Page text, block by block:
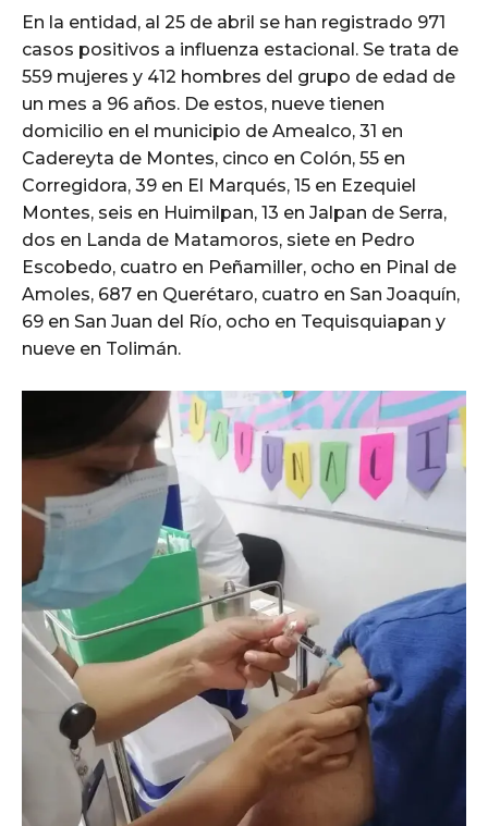
En la entidad, al 25 de abril se han registrado 971
casos positivos a influenza estacional. Se trata de
559 mujeres y 412 hombres del grupo de edad de
un mes a 96 años. De estos, nueve tienen
domicilio en el municipio de Amealco, 31 en
Cadereyta de Montes, cinco en Colón, 55 en
Corregidora, 39 en El Marqués, 15 en Ezequiel
Montes, seis en Huimilpan, 13 en Jalpan de Serra,
dos en Landa de Matamoros, siete en Pedro
Escobedo, cuatro en Peñamiller, ocho en Pinal de
Amoles, 687 en Querétaro, cuatro en San Joaquín,
69 en San Juan del Río, ocho en Tequisquiapan y
nueve en Tolimán.